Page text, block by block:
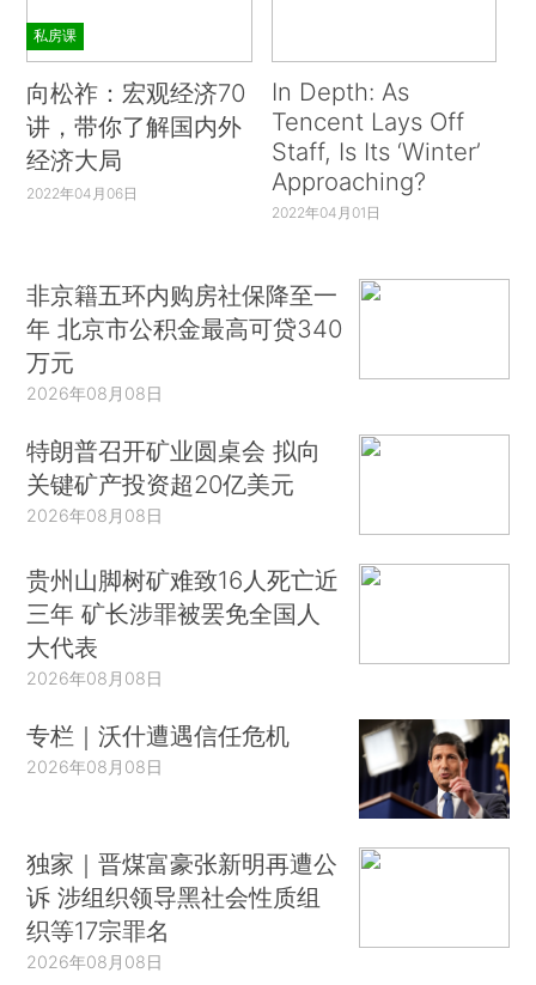
私房课
向松祚：宏观经济70
讲，带你了解国内外
经济大局
2022年04月06日
In Depth: As
Tencent Lays Off
Staff, Is Its ‘Winter’
Approaching?
2022年04月01日
非京籍五环内购房社保降至一
年 北京市公积金最高可贷340
万元
2026年08月08日
特朗普召开矿业圆桌会 拟向
关键矿产投资超20亿美元
2026年08月08日
贵州山脚树矿难致16人死亡近
三年 矿长涉罪被罢免全国人
大代表
2026年08月08日
专栏｜沃什遭遇信任危机
2026年08月08日
独家｜晋煤富豪张新明再遭公
诉 涉组织领导黑社会性质组
织等17宗罪名
2026年08月08日